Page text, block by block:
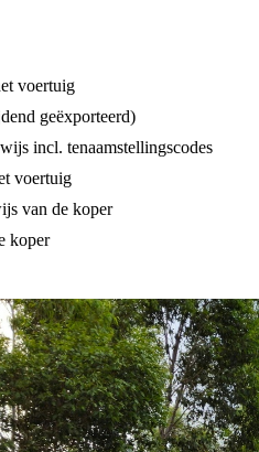
voertuig
geëxporteerd)
incl. tenaamstellingscodes
voertuig
van de koper
koper